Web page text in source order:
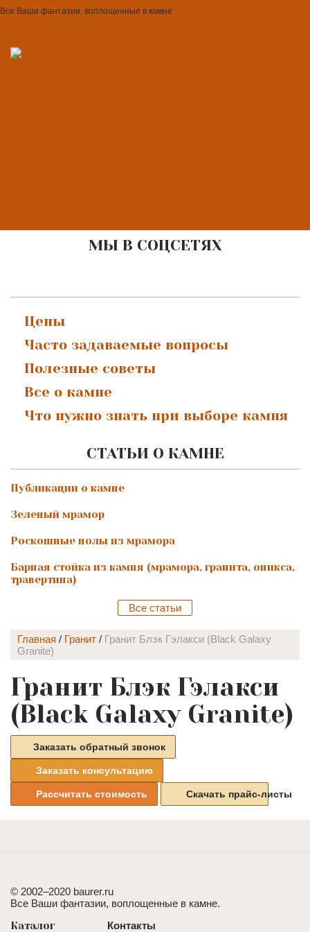
Все Ваши фантазии, воплощенные в камне
МЫ В СОЦСЕТЯХ
Цены
Часто задаваемые вопросы
Полезные советы
Все о камне
Что нужно знать при выборе камня
СТАТЬИ О КАМНЕ
Публикации о камне
Зеленый мрамор
Роскошные полы из мрамора
Барная стойка из камня (мрамора, гранита, оникса,
травертина)
Все статьи
Главная / Гранит / Гранит Блэк Гэлакси (Black Galaxy
Granite)
Гранит Блэк Гэлакси
(Black Galaxy Granite)
Заказать обратный звонок
Заказать консультацию
Рассчитать стоимость Скачать прайс-листы
© 2002–2020 baurer.ru
Все Ваши фантазии, воплощенные в камне.
Контакты
Каталог